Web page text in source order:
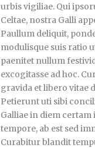
urbis vigiliae. Qui
Celtae, nostra Galli
Paullum deliquit,
modulisque suis ratio
paenitet nullum
excogitasse ad hoc.
gravida et libero vitae
Petierunt uti sibi
Galliae in diem certam
tempore, ab est sed
Curabitur blandit